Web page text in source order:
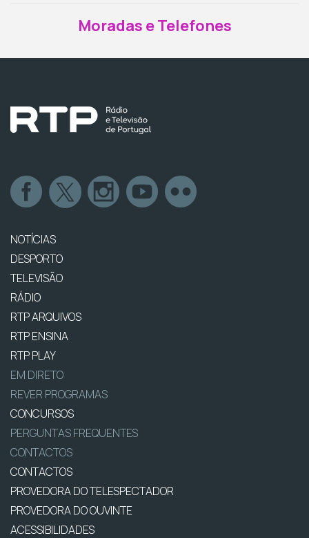
Moradas e Telefones
NOTÍCIAS
DESPORTO
TELEVISÃO
RÁDIO
RTP ARQUIVOS
RTP ENSINA
RTP PLAY
EM DIRETO
REVER PROGRAMAS
CONCURSOS
PERGUNTAS FREQUENTES
CONTACTOS
CONTACTOS
PROVEDORA DO TELESPECTADOR
PROVEDORA DO OUVINTE
ACESSIBILIDADES